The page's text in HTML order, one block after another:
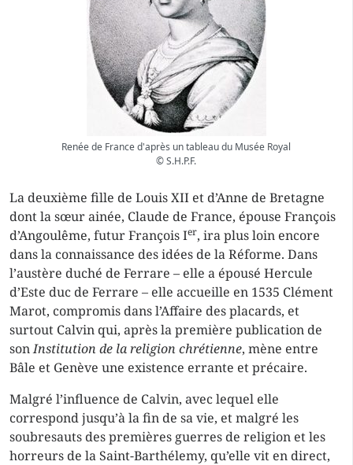
Renée de France d'après un tableau du Musée Royal
© S.H.P.F.
La deuxième fille de Louis XII et d’Anne de Bretagne
dont la sœur ainée, Claude de France, épouse François
d’Angoulême, futur François Ier, ira plus loin encore
dans la connaissance des idées de la Réforme. Dans
l’austère duché de Ferrare – elle a épousé Hercule
d’Este duc de Ferrare – elle accueille en 1535 Clément
Marot, compromis dans l’Affaire des placards, et
surtout Calvin qui, après la première publication de
sonInstitution de la religion chrétienne, mène entre
Bâle et Genève une existence errante et précaire.
Malgré l’influence de Calvin, avec lequel elle
correspond jusqu’à la fin de sa vie, et malgré les
soubresauts des premières guerres de religion et les
horreurs de la Saint-Barthélemy, qu’elle vit en direct,